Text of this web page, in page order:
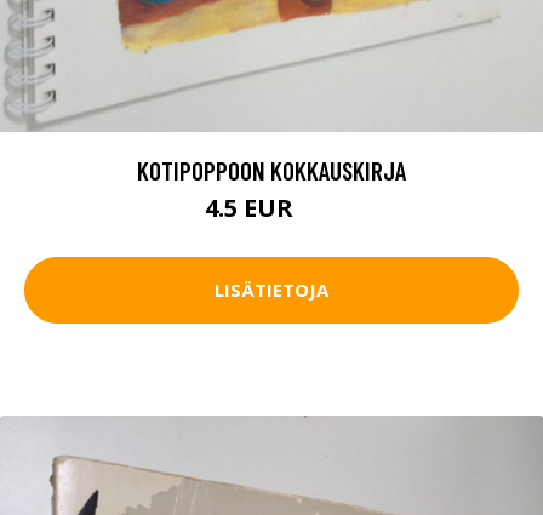
KOTIPOPPOON KOKKAUSKIRJA
4.5 EUR
LISÄTIETOJA